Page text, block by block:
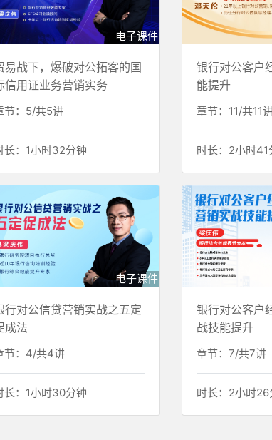
电子课件
易战下，爆破对公拓客的国
信用证业务营销实务
节：5/共5讲
长：1小时32分钟
银行对公客户
能提升
章节：11/共11
时长：2小时41
电子课件
行对公信贷营销实战之五定
成法
节：4/共4讲
长：1小时30分钟
银行对公客户
战技能提升
章节：7/共7讲
时长：2小时26